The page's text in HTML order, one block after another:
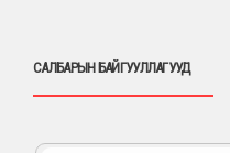
САЛБАРЫН БАЙГУУЛЛАГУУД